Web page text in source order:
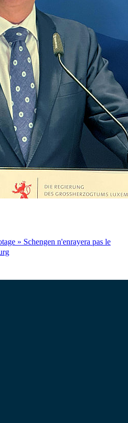
» Schengen n'enrayera pas le